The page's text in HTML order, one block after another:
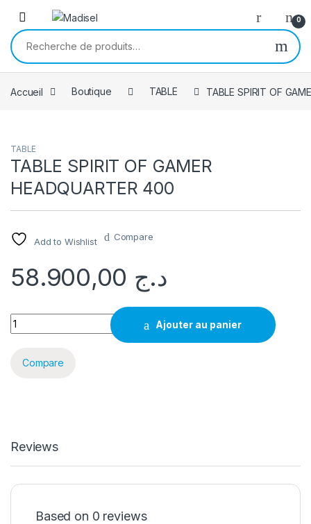
Skip to navigation
Skip to content
0
Recherche pour :
Accueil Boutique TABLE TABLE SPIRIT OF
TABLE
TABLE SPIRIT OF GAMER
HEADQUARTER 400
Add to Wishlist Compare
د.ج
TABLE SPIRIT OF GAMER HEADQUARTER 400 quantity
Ajouter au panier
Compare
Reviews
Based on 0 reviews